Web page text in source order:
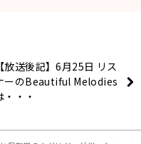
【放送後記】6月25日 リス
ーのBeautiful Melodies
・・・